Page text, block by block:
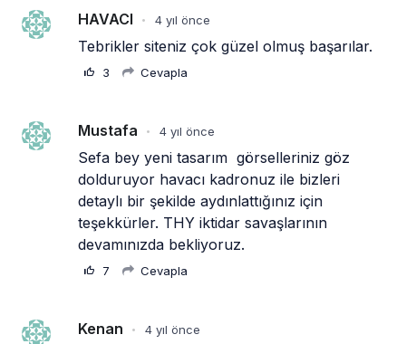
HAVACI • 4 yıl önce
Tebrikler siteniz çok güzel olmuş başarılar.
3 Cevapla
Mustafa • 4 yıl önce
Sefa bey yeni tasarım  görselleriniz göz
dolduruyor havacı kadronuz ile bizleri
detaylı bir şekilde aydınlattığınız için
teşekkürler. THY iktidar savaşlarının
devamınızda bekliyoruz.
7 Cevapla
Kenan • 4 yıl önce